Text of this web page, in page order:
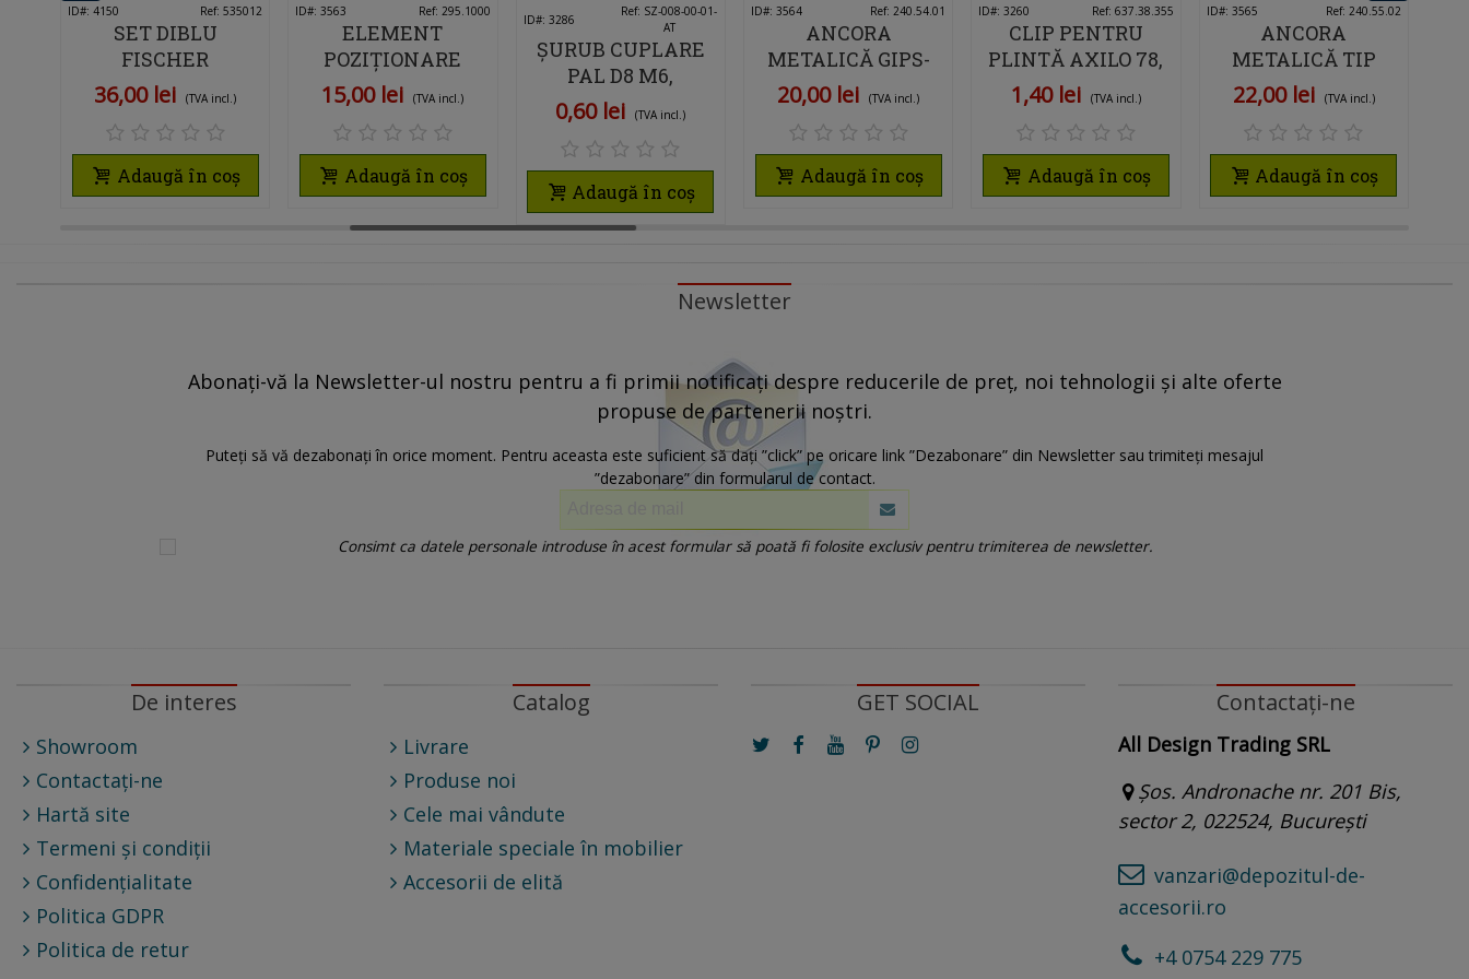
Îmi place
ID#: 4150 Ref: 535012
SET DIBLU
FISCHER
DUOPOWER 5X25
MM CU CÂRLIG
ROTUND, 8 BUCĂȚI
36,00 lei (TVA incl.)
Adaugă în coș
Îmi place
ID#: 3563 Ref: 295.1000
ELEMENT
POZIȚIONARE
FRONT SERTAR
BLUM 295.1000,
REGLAJ ȘI FIXARE
MOBILIER, 10
BUCATI
15,00 lei (TVA incl.)
Adaugă în coș
Îmi place
ID#: 3286
Ref: SZ-008-00-01-
AT
ȘURUB CUPLARE
PAL D8 M6,
LUNGIME 29 MM,
FINISAJ CROM
0,60 lei (TVA incl.)
Adaugă în coș
Îmi place
ID#: 3564 Ref: 240.54.01
ANCORA
METALICĂ GIPS-
CARTON TIP A
M5X58 ZINCATĂ
ALB 20 BUCĂȚI,
FIXARE
PROFESIONALĂ
20,00 lei (TVA incl.)
Adaugă în coș
Îmi place
ID#: 3260 Ref: 637.38.355
CLIP PENTRU
PLINTĂ AXILO 78,
HÄFELE, FIXARE
PE SISTEM DE
NIVELARE,
ALB/NEGRU
1,40 lei (TVA incl.)
Adaugă în coș
Îmi place
ID#: 3565 Ref: 240.55.02
ANCORA
METALICĂ TIP
MOLLY GIPS-
CARTON M5X71
ZINCATĂ, FIXARE
PROFESIONALĂ
PENTRU RIGIPS, 20
22,00 lei (TVA incl.)
Adaugă în coș
Newsletter
Abonați-vă la Newsletter-ul nostru pentru a fi primii notificați despre reducerile de preț, noi tehnologii și alte oferte
propuse de partenerii noștri.
Puteți să vă dezabonați în orice moment. Pentru aceasta este suficient să dați ”click” pe oricare link ”Dezabonare” din Newsletter sau trimiteți mesajul
”dezabonare” din formularul de contact.
Consimt ca datele personale introduse în acest formular să poată fi folosite exclusiv pentru trimiterea de newsletter.
De interes
Showroom
Contactați-ne
Hartă site
Termeni și condiții
Confidențialitate
Politica GDPR
Politica de retur
Catalog
Livrare
Produse noi
Cele mai vândute
Materiale speciale în mobilier
Accesorii de elită
GET SOCIAL Contactați-ne
All Design Trading SRL
Șos. Andronache nr. 201 Bis,
sector 2, 022524, București
vanzari@depozitul-de-
accesorii.ro
+4 0754 229 775